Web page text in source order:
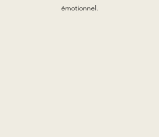
émotionnel.